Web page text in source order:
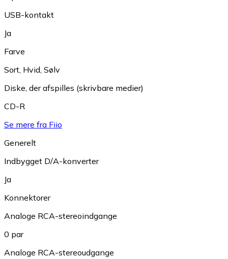
USB-kontakt
Ja
Farve
Sort Hvid Sølv
Diske, der afspilles (skrivbare medier)
CD-R
Se mere fra Fiio
Generelt
Indbygget D/A-konverter
Ja
Konnektorer
Analoge RCA-stereoindgange
0 par
Analoge RCA-stereoudgange